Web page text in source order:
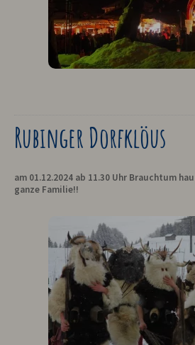
Rubinger Dorfklöus
am 01.12.2024 ab 11.30 Uhr Brauchtum
ganze Familie!!